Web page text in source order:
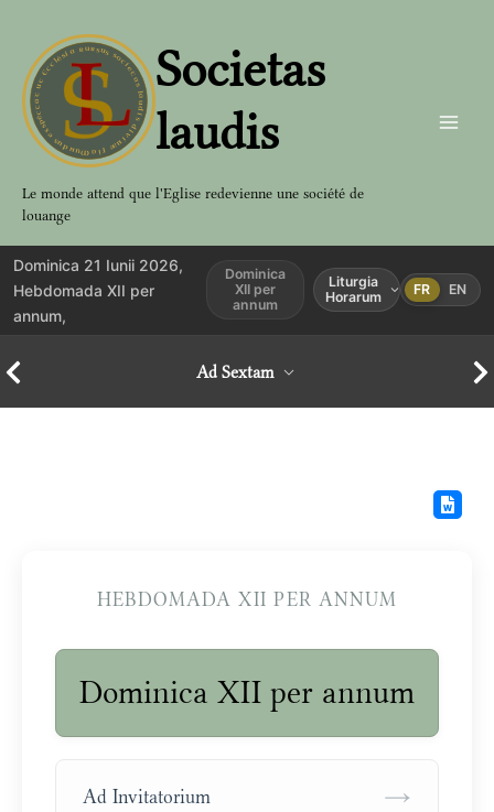
contenu
Societas
laudis
Le monde attend que l'Eglise redevienne une société de
louange
Dominica 21 Iunii 2026,
Hebdomada XII per
annum,
Dominica
XII per
annum
Liturgia
Horarum
FR EN
Ad Sextam
HEBDOMADA XII PER ANNUM
Dominica XII per annum
Ad Invitatorium →